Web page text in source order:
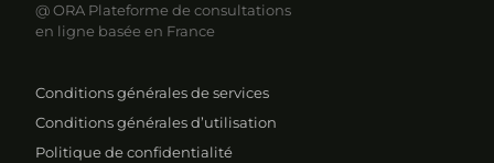
@ ORA Plateforme de consultations
en ligne basée en France
Conditions générales de services
Conditions générales d’utilisation
Politique de confidentialité